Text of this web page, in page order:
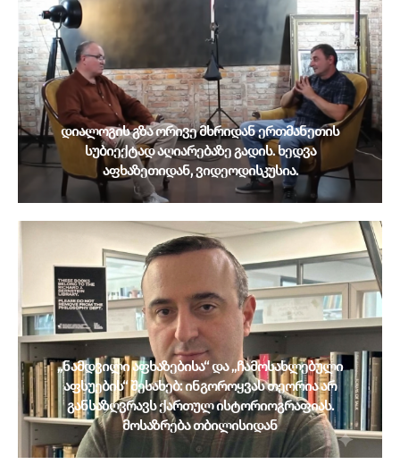
დიალოგის გზა ორივე მხრიდან ერთმანეთის
სუბიექტად აღიარებაზე გადის. ხედვა
აფხაზეთიდან, ვიდეოდისკუსია.
„ნამდვილი აფხაზებისა“ და „ჩამოსახლებული
აფსუების“ შესახებ: ინგოროყვას თეორია არ
განსაზღვრავს ქართულ ისტორიოგრაფიას.
მოსაზრება თბილისიდან